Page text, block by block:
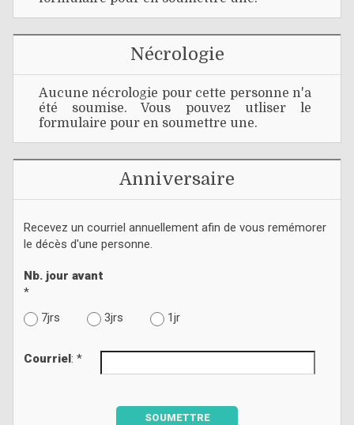
Nécrologie
Aucune nécrologie pour cette personne n'a
été soumise. Vous pouvez utliser le
formulaire pour en soumettre une.
Anniversaire
Recevez un courriel annuellement afin de vous remémorer
le décès d'une personne.
Nb. jour avant
*
7jrs
3jrs 1jr
Courriel: *
SOUMETTRE